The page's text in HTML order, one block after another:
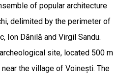
of popular architecture
delimited by the perimeter of
Ion Dănilă and Virgil Sandu.
site, located 500 m
the village of Voinești. The